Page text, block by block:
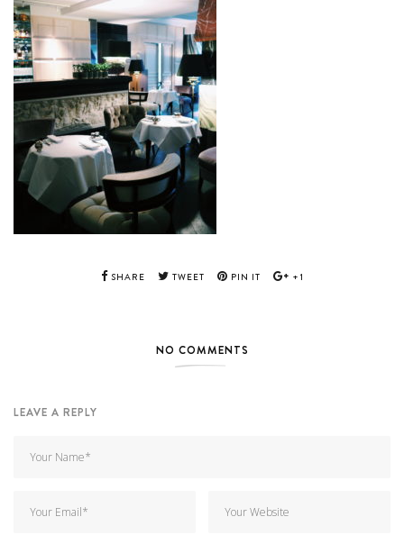
SHARE TWEET PIN IT +1
NO COMMENTS
LEAVE A REPLY